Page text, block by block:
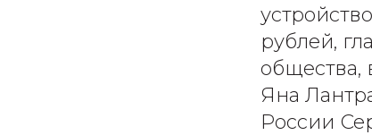
рублей,
общества,
Яна
России